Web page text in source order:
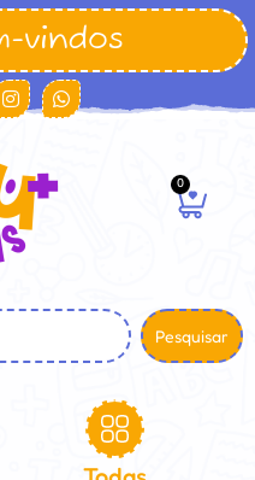
vindos
0
Pesquisar